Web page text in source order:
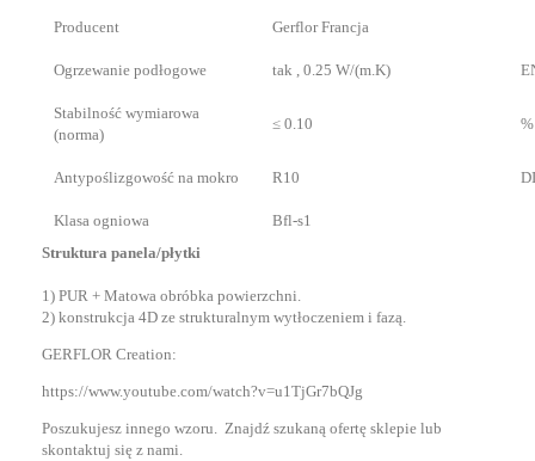
Producent Gerflor Francja
Ogrzewanie podłogowe tak , 0.25 W/(m.K)
Stabilność wymiarowa
(norma)
≤ 0.10 %
Antypoślizgowość na mokro R10
Klasa ogniowa
Bfl-s1
Struktura panela/płytki
1) PUR + Matowa obróbka powierzchni.
2) konstrukcja 4D ze strukturalnym wytłoczeniem i fazą.
GERFLOR Creation:
https://www.youtube.com/watch?v=u1TjGr7bQJg
Poszukujesz innego wzoru. Znajdź szukaną ofertę sklepie lub
skontaktuj się z nami.